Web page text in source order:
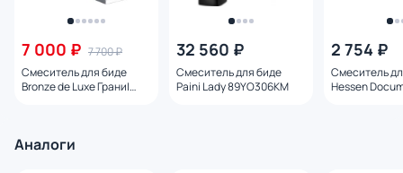
7 000 ₽ 7 700 ₽
Смеситель для биде
Bronze de Luxe ГраниI
32 560 ₽
Смеситель для биде
Paini Lady 89YO306KM
2 754 ₽
Смеситель
Hessen
Аналоги